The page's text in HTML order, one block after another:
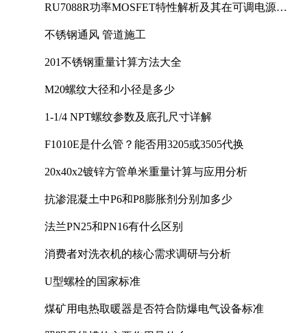
RU7088R功率MOSFET特性解析及其在可调电源设
不锈钢通风 管道施工
201不锈钢重量计算方法大全
M20螺纹大径和小径是多少
1-1/4 NPT螺纹参数及底孔尺寸详解
F1010E是什么管？能否用3205或3505代换
20x40x2镀锌方管单米重量计算与应用分析
抗渗混凝土中P6和P8膨胀剂分别加多少
法兰PN25和PN16有什么区别
消费者对洗衣机的核心需求调研与分析
U型螺栓的国家标准
煤矿用电热取暖器是否符合防爆电气设备标准